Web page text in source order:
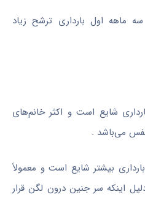
ماهه اول بارداری ترشح زیاد
شایع است و اکثر خانم‌های
نفس می‌باشد .
بیشتر شایع است و معمولاً
اینکه سر جنین درون لگن قرار